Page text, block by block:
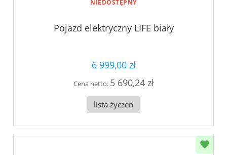
NIEDOSTĘPNY
Pojazd elektryczny LIFE biały
6 999,00 zł
Cena netto: 5 690,24 zł
lista życzeń